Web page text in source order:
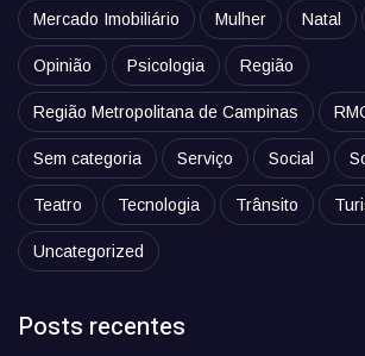
Mercado Imobiliário Mulher Natal
Opinião Psicologia Região
Região Metropolitana de Campinas
Sem categoria Serviço Social
Teatro Tecnologia Trânsito
Uncategorized
Posts recentes